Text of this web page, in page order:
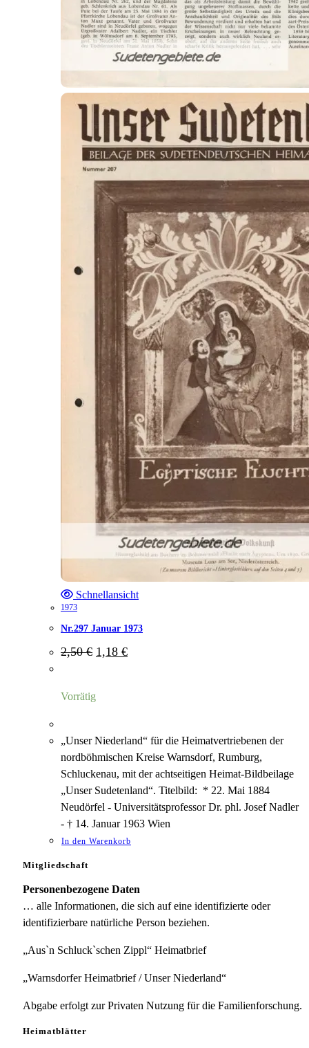
Schnellansicht
1973
Nr.297 Januar 1973
2,50€ Ursprünglicher
Preis
1,18 €Aktueller
Preis
Vorrätig
„Unser Niederland“ für die Heimatvertriebenen der
nordböhmischen Kreise Warnsdorf, Rumburg,
Schluckenau, mit der achtseitigen Heimat-Bildbeilage
„Unser Sudetenland“. Titelbild: * 22. Mai 1884
Neudörfel - Universitätsprofessor Dr. phl. Josef Nadler
- † 14. Januar 1963 Wien
In den Warenkorb
Mitgliedschaft
Personenbezogene Daten
… alle Informationen, die sich auf eine identifizierte oder
identifizierbare natürliche Person beziehen.
„Aus`n Schluck`schen Zippl“ Heimatbrief
„Warnsdorfer Heimatbrief / Unser Niederland“
Abgabe erfolgt zur Privaten Nutzung für die Familienforschung.
Heimatblätter